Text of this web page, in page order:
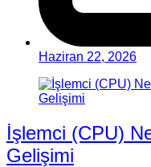
Haziran 22, 2026
İşlemci (CPU)
Gelişimi